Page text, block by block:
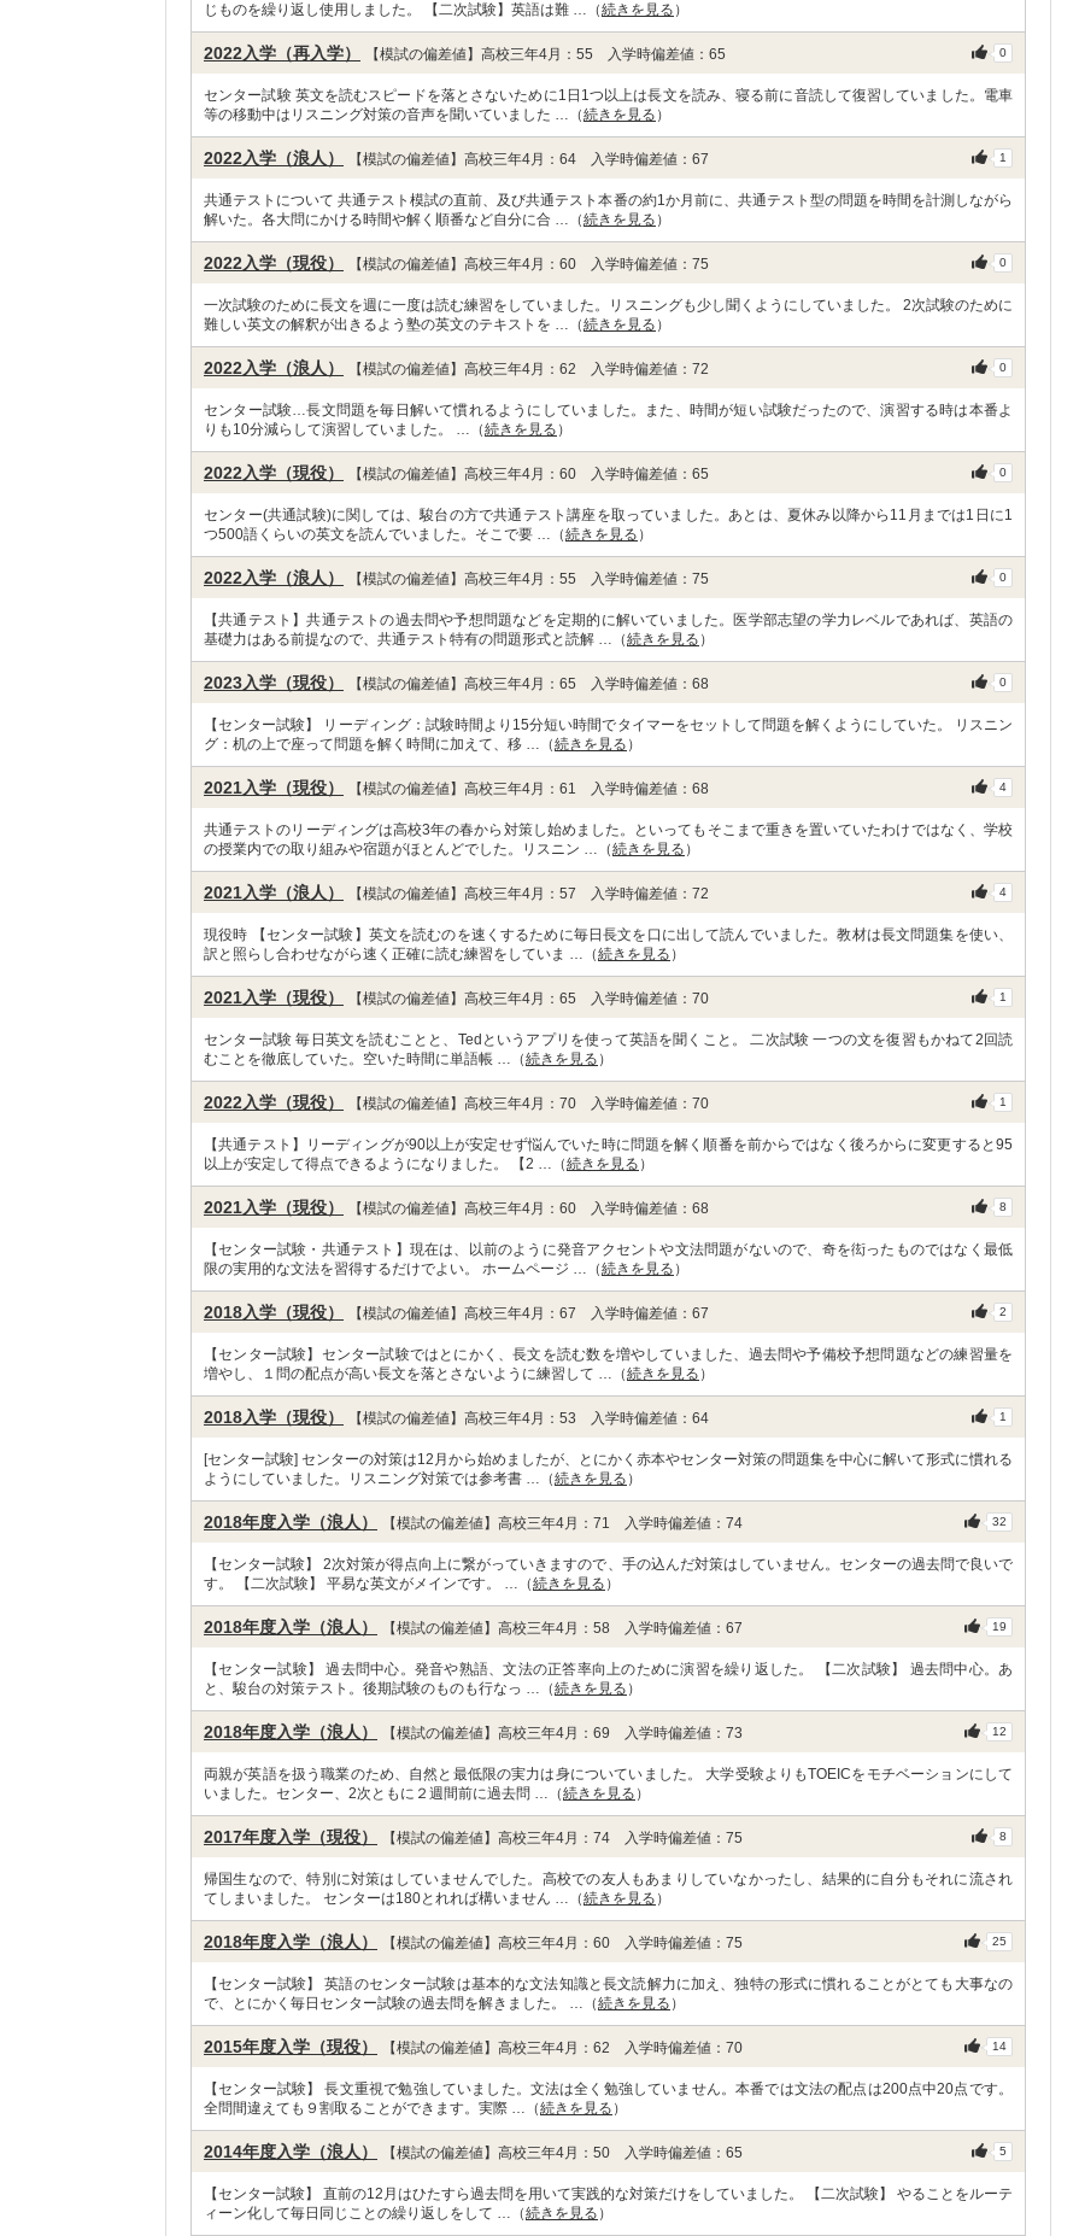
じものを繰り返し使用しました。 【二次試験】英語は難 …（続きを見る ）
2022入学（再入学） 【模試の偏差値】高校三年4月：55 入学時偏差値：65 0
センター試験 英文を読むスピードを落とさないために1日1つ以上は長文を読み、寝る前に音読して復習していました。電車
等の移動中はリスニング対策の音声を聞いていました …（続きを見る ）
2022入学（浪人） 【模試の偏差値】高校三年4月：64 入学時偏差値：67 1
共通テストについて 共通テスト模試の直前、及び共通テスト本番の約1か月前に、共通テスト型の問題を時間を計測しながら
解いた。各大問にかける時間や解く順番など自分に合 …（続きを見る ）
2022入学（現役） 【模試の偏差値】高校三年4月：60 入学時偏差値：75 0
一次試験のために長文を週に一度は読む練習をしていました。リスニングも少し聞くようにしていました。 2次試験のために
難しい英文の解釈が出きるよう塾の英文のテキストを …（続きを見る ）
2022入学（浪人） 【模試の偏差値】高校三年4月：62 入学時偏差値：72 0
センター試験…長文問題を毎日解いて慣れるようにしていました。また、時間が短い試験だったので、演習する時は本番よ
りも10分減らして演習していました。 …（続きを見る ）
2022入学（現役） 【模試の偏差値】高校三年4月：60 入学時偏差値：65 0
センター(共通試験)に関しては、駿台の方で共通テスト講座を取っていました。あとは、夏休み以降から11月までは1日に1
つ500語くらいの英文を読んでいました。そこで要 …（続きを見る ）
2022入学（浪人） 【模試の偏差値】高校三年4月：55 入学時偏差値：75 0
【共通テスト】共通テストの過去問や予想問題などを定期的に解いていました。医学部志望の学力レベルであれば、英語の
基礎力はある前提なので、共通テスト特有の問題形式と読解 …（続きを見る ）
2023入学（現役） 【模試の偏差値】高校三年4月：65 入学時偏差値：68 0
【センター試験】 リーディング：試験時間より15分短い時間でタイマーをセットして問題を解くようにしていた。 リスニン
グ：机の上で座って問題を解く時間に加えて、移 …（続きを見る ）
2021入学（現役） 【模試の偏差値】高校三年4月：61 入学時偏差値：68 4
共通テストのリーディングは高校3年の春から対策し始めました。といってもそこまで重きを置いていたわけではなく、学校
の授業内での取り組みや宿題がほとんどでした。リスニン …（続きを見る ）
2021入学（浪人） 【模試の偏差値】高校三年4月：57 入学時偏差値：72 4
現役時 【センター試験】英文を読むのを速くするために毎日長文を口に出して読んでいました。教材は長文問題集を使い、
訳と照らし合わせながら速く正確に読む練習をしていま …（続きを見る ）
2021入学（現役） 【模試の偏差値】高校三年4月：65 入学時偏差値：70 1
センター試験 毎日英文を読むことと、Tedというアプリを使って英語を聞くこと。 二次試験 一つの文を復習もかねて2回読
むことを徹底していた。空いた時間に単語帳 …（続きを見る ）
2022入学（現役） 【模試の偏差値】高校三年4月：70 入学時偏差値：70 1
【共通テスト】リーディングが90以上が安定せず悩んでいた時に問題を解く順番を前からではなく後ろからに変更すると95
以上が安定して得点できるようになりました。 【2 …（続きを見る ）
2021入学（現役） 【模試の偏差値】高校三年4月：60 入学時偏差値：68 8
【センター試験・共通テスト】現在は、以前のように発音アクセントや文法問題がないので、奇を衒ったものではなく最低
限の実用的な文法を習得するだけでよい。 ホームページ …（続きを見る ）
2018入学（現役） 【模試の偏差値】高校三年4月：67 入学時偏差値：67 2
【センター試験】センター試験ではとにかく、長文を読む数を増やしていました、過去問や予備校予想問題などの練習量を
増やし、１問の配点が高い長文を落とさないように練習して …（続きを見る ）
2018入学（現役） 【模試の偏差値】高校三年4月：53 入学時偏差値：64 1
[センター試験] センターの対策は12月から始めましたが、とにかく赤本やセンター対策の問題集を中心に解いて形式に慣れる
ようにしていました。リスニング対策では参考書 …（続きを見る ）
2018年度入学（浪人） 【模試の偏差値】高校三年4月：71 入学時偏差値：74 32
【センター試験】 2次対策が得点向上に繋がっていきますので、手の込んだ対策はしていません。センターの過去問で良いで
す。 【二次試験】 平易な英文がメインです。 …（続きを見る ）
2018年度入学（浪人） 【模試の偏差値】高校三年4月：58 入学時偏差値：67 19
【センター試験】 過去問中心。発音や熟語、文法の正答率向上のために演習を繰り返した。 【二次試験】 過去問中心。あ
と、駿台の対策テスト。後期試験のものも行なっ …（続きを見る ）
2018年度入学（浪人） 【模試の偏差値】高校三年4月：69 入学時偏差値：73 12
両親が英語を扱う職業のため、自然と最低限の実力は身についていました。 大学受験よりもTOEICをモチベーションにして
いました。センター、2次ともに２週間前に過去問 …（続きを見る ）
2017年度入学（現役） 【模試の偏差値】高校三年4月：74 入学時偏差値：75 8
帰国生なので、特別に対策はしていませんでした。高校での友人もあまりしていなかったし、結果的に自分もそれに流され
てしまいました。 センターは180とれれば構いません …（続きを見る ）
2018年度入学（浪人） 【模試の偏差値】高校三年4月：60 入学時偏差値：75 25
【センター試験】 英語のセンター試験は基本的な文法知識と長文読解力に加え、独特の形式に慣れることがとても大事なの
で、とにかく毎日センター試験の過去問を解きました。 …（続きを見る ）
2015年度入学（現役） 【模試の偏差値】高校三年4月：62 入学時偏差値：70 14
【センター試験】 長文重視で勉強していました。文法は全く勉強していません。本番では文法の配点は200点中20点です。
全問間違えても９割取ることができます。実際 …（続きを見る ）
2014年度入学（浪人） 【模試の偏差値】高校三年4月：50 入学時偏差値：65 5
【センター試験】 直前の12月はひたすら過去問を用いて実践的な対策だけをしていました。 【二次試験】 やることをルーテ
ィーン化して毎日同じことの繰り返しをして …（続きを見る ）